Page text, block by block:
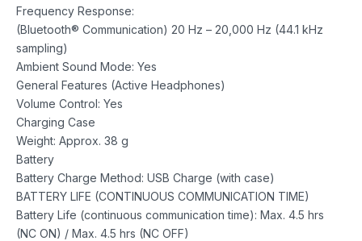
Frequency Response:
(Bluetooth® Communication) 20 Hz – 20,000 Hz (44.1 kHz
sampling)
Ambient Sound Mode: Yes
General Features (Active Headphones)
Volume Control: Yes
Charging Case
Weight: Approx. 38 g
Battery
Battery Charge Method: USB Charge (with case)
BATTERY LIFE (CONTINUOUS COMMUNICATION TIME)
Battery Life (continuous communication time): Max. 4.5 hrs
(NC ON) / Max. 4.5 hrs (NC OFF)